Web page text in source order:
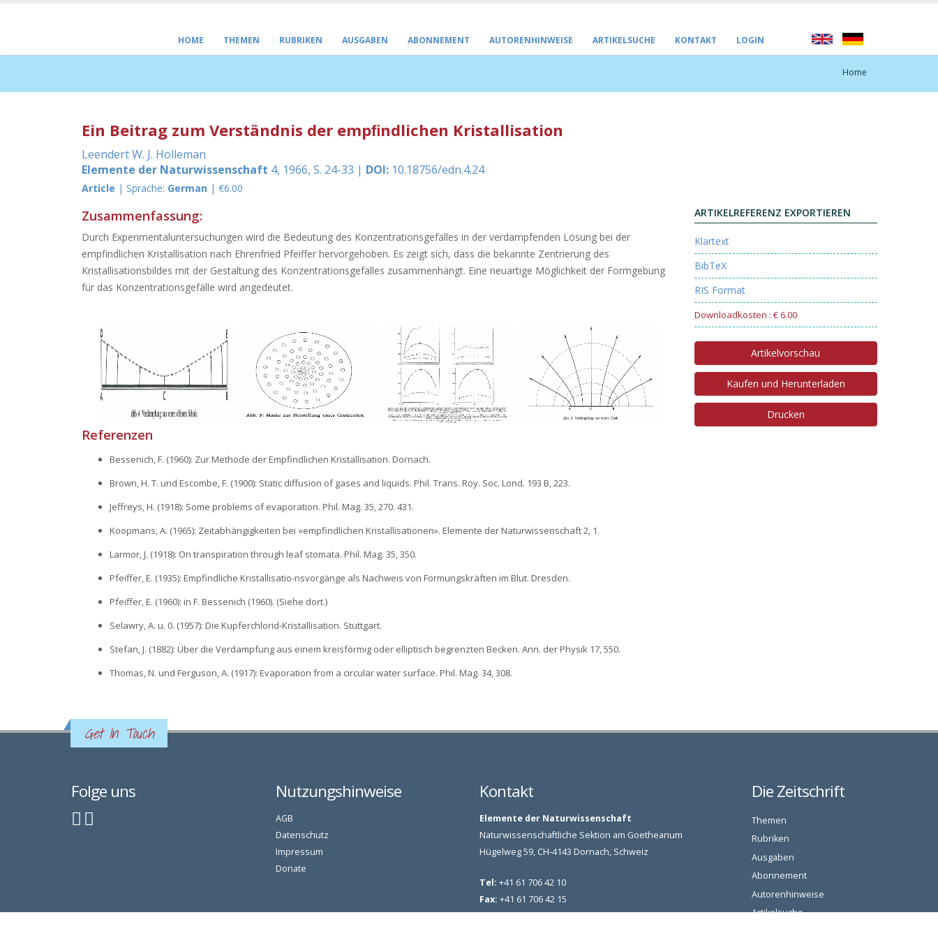
HOME THEMEN RUBRIKEN AUSGABEN ABONNEMENT AUTORENHINWEISE ARTIKELSUCHE KONTAKT LOGIN
Home
Ein Beitrag zum Verständnis der empﬁndlichen Kristallisation
Leendert W. J. Holleman
Elemente der Naturwissenschaft 4, 1966, S. 24-33 | DOI: 10.18756/edn.4.24
Article | Sprache: German | €6.00
ARTIKELREFERENZ EXPORTIEREN
Klartext
BibTeX
RIS Format
Downloadkosten : € 6.00
Artikelvorschau
Kaufen und Herunterladen
Drucken
Zusammenfassung:
Durch Experimentaluntersuchungen wird die Bedeutung des Konzentrationsgefälles in der verdampfenden Lösung bei der
empfindlichen Kristallisation nach Ehrenfried Pfeiffer hervorgehoben. Es zeigt sich, dass die bekannte Zentrierung des
Kristallisationsbildes mit der Gestaltung des Konzentrationsgefälles zusammenhängt. Eine neuartige Möglichkeit der Formgebung
für das Konzentrationsgefälle wird angedeutet.
Referenzen
Bessenich, F. (1960): Zur Methode der Empfindlichen Kristallisation. Dornach.
Brown, H. T. und Escombe, F. (1900): Static diffusion of gases and liquids. Phil. Trans. Roy. Soc. Lond. 193 B, 223.
Jeffreys, H. (1918): Some problems of evaporation. Phil. Mag. 35, 270. 431.
Koopmans, A. (1965): Zeitabhängigkeiten bei «empfindlichen Kristallisationen». Elemente der Naturwissenschaft 2, 1.
Larmor, J. (1918): On transpiration through leaf stomata. Phil. Mag. 35, 350.
Pfeiffer, E. (1935): Empfindliche Kristallisatio-nsvorgänge als Nachweis von Formungskräften im Blut. Dresden.
Pfeiffer, E. (1960): in F. Bessenich (1960). (Siehe dort.)
Selawry, A. u. 0. (1957): Die Kupferchlorid-Kristallisation. Stuttgart.
Stefan, J. (1882): Über die Verdampfung aus einem kreisförmig oder elliptisch begrenzten Becken. Ann. der Physik 17, 550.
Thomas, N. und Ferguson, A. (1917): Evaporation from a circular water surface. Phil. Mag. 34, 308.
Get In Touch
Folge uns Nutzungshinweise
AGB
Datenschutz
Impressum
Donate
Kontakt
Elemente der Naturwissenschaft
Naturwissenschaftliche Sektion am Goetheanum
Hügelweg 59, CH-4143 Dornach, Schweiz
Tel: +41 61 706 42 10
Fax: +41 61 706 42 15
Email:info@elementedernaturwissenschaft.org
Die Zeitschrift
Themen
Rubriken
Ausgaben
Abonnement
Autorenhinweise
Artikelsuche